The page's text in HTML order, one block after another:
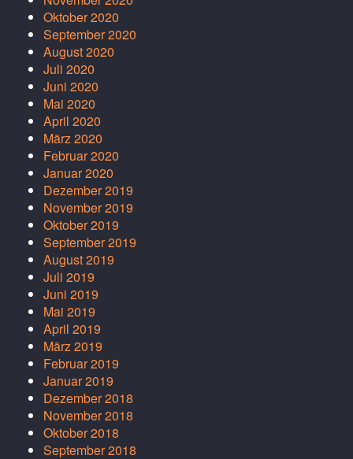
Oktober 2020
September 2020
August 2020
Juli 2020
Juni 2020
Mai 2020
April 2020
März 2020
Februar 2020
Januar 2020
Dezember 2019
November 2019
Oktober 2019
September 2019
August 2019
Juli 2019
Juni 2019
Mai 2019
April 2019
März 2019
Februar 2019
Januar 2019
Dezember 2018
November 2018
Oktober 2018
September 2018